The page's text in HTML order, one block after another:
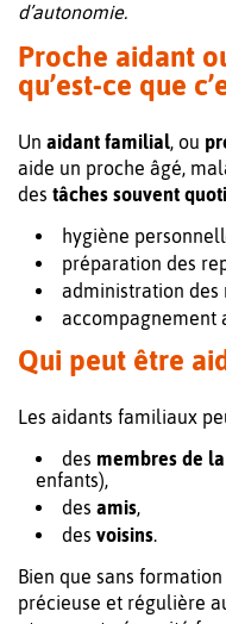
d’autonomie.
Proche aidant
qu’est-ce que
Un aidant familial, ou
aide un proche âgé,
des tâches souvent
hygiène
préparation des
administration des
accompagnement
Qui peut être
Les aidants familiaux
des membres de
enfants),
des amis,
des voisins.
Bien que sans
précieuse et régulière